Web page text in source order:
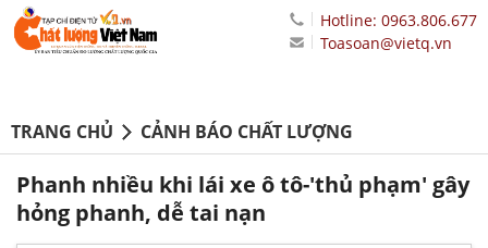
Hotline: 0963.806.677
Toasoan@vietq.vn
TRANG CHỦ CẢNH BÁO CHẤT LƯỢNG
Phanh nhiều khi lái xe ô tô-'thủ phạm' gây
hỏng phanh, dễ tai nạn